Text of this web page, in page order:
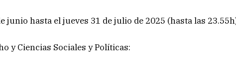
junio hasta el jueves 31 de julio de 2025 (hasta las
y Ciencias Sociales y Políticas: